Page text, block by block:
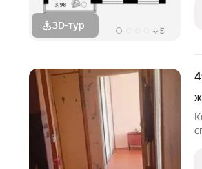
3D-тур + 5